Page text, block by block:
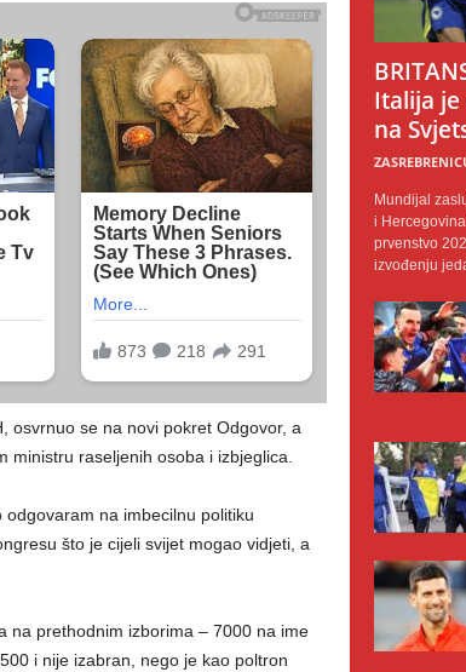
osvrnuo se na novi pokret Odgovor, a
ministru raseljenih osoba i izbjeglica.
na imbecilnu politiku
što je cijeli svijet mogao vidjeti, a
na prethodnim izborima – 7000 na ime
i nije izabran, nego je kao poltron
Italija
na
Mundijal
i
prvenstvo
izvođenju